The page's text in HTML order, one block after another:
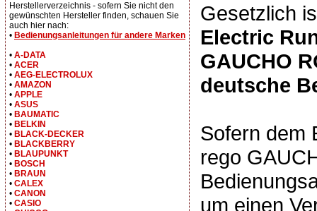
Gesetzlich
Electric
GAUCHO
deutsche
Sofern dem
rego
um einen
Herstellerverzeichnis - sofern Sie nicht den
gewünschten Hersteller finden, schauen Sie
auch hier nach:
• Bedienungsanleitungen für andere Marken
• A-DATA
• ACER
• AEG-ELECTROLUX
• AMAZON
• APPLE
• ASUS
• BAUMATIC
• BELKIN
• BLACK-DECKER
• BLACKBERRY
• BLAUPUNKT
• BOSCH
• BRAUN
• CALEX
• CANON
• CASIO